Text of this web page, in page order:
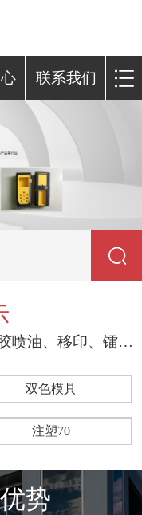
联系我们
专注于双色注塑产品及五金、塑胶喷油、移印、镭雕等一条龙服务
双色模具
注塑70
势